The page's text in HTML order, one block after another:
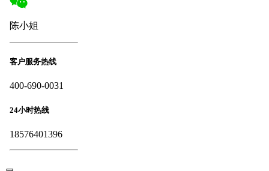
陈小姐
客户服务热线
400-690-0031
24小时热线
18576401396